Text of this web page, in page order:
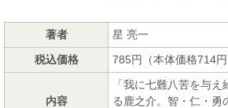
著者
星 亮一
税込価格
785円（本体価格714円
内容
「我に七難八苦を与
る鹿之介。智・仁・勇